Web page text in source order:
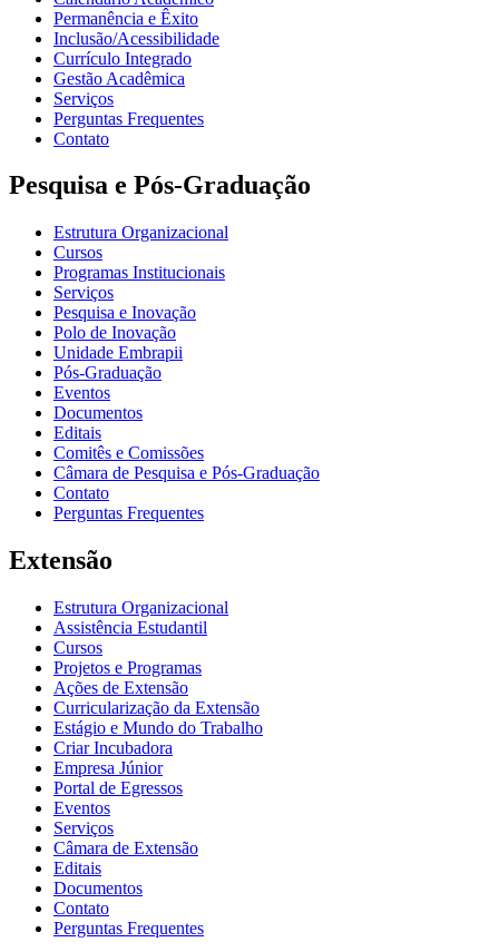
Permanência e Êxito
Inclusão/Acessibilidade
Currículo Integrado
Gestão Acadêmica
Serviços
Perguntas Frequentes
Contato
Pesquisa e Pós-Graduação
Estrutura Organizacional
Cursos
Programas Institucionais
Serviços
Pesquisa e Inovação
Polo de Inovação
Unidade Embrapii
Pós-Graduação
Eventos
Documentos
Editais
Comitês e Comissões
Câmara de Pesquisa e Pós-Graduação
Contato
Perguntas Frequentes
Extensão
Estrutura Organizacional
Assistência Estudantil
Cursos
Projetos e Programas
Ações de Extensão
Curricularização da Extensão
Estágio e Mundo do Trabalho
Criar Incubadora
Empresa Júnior
Portal de Egressos
Eventos
Serviços
Câmara de Extensão
Editais
Documentos
Contato
Perguntas Frequentes